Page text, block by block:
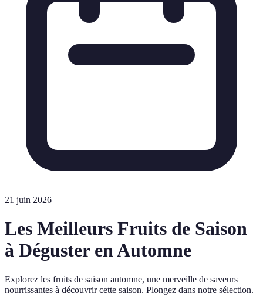
21 juin 2026
Les Meilleurs Fruits de Saison
à Déguster en Automne
Explorez les fruits de saison automne, une merveille de saveurs
nourrissantes à découvrir cette saison. Plongez dans notre sélection.